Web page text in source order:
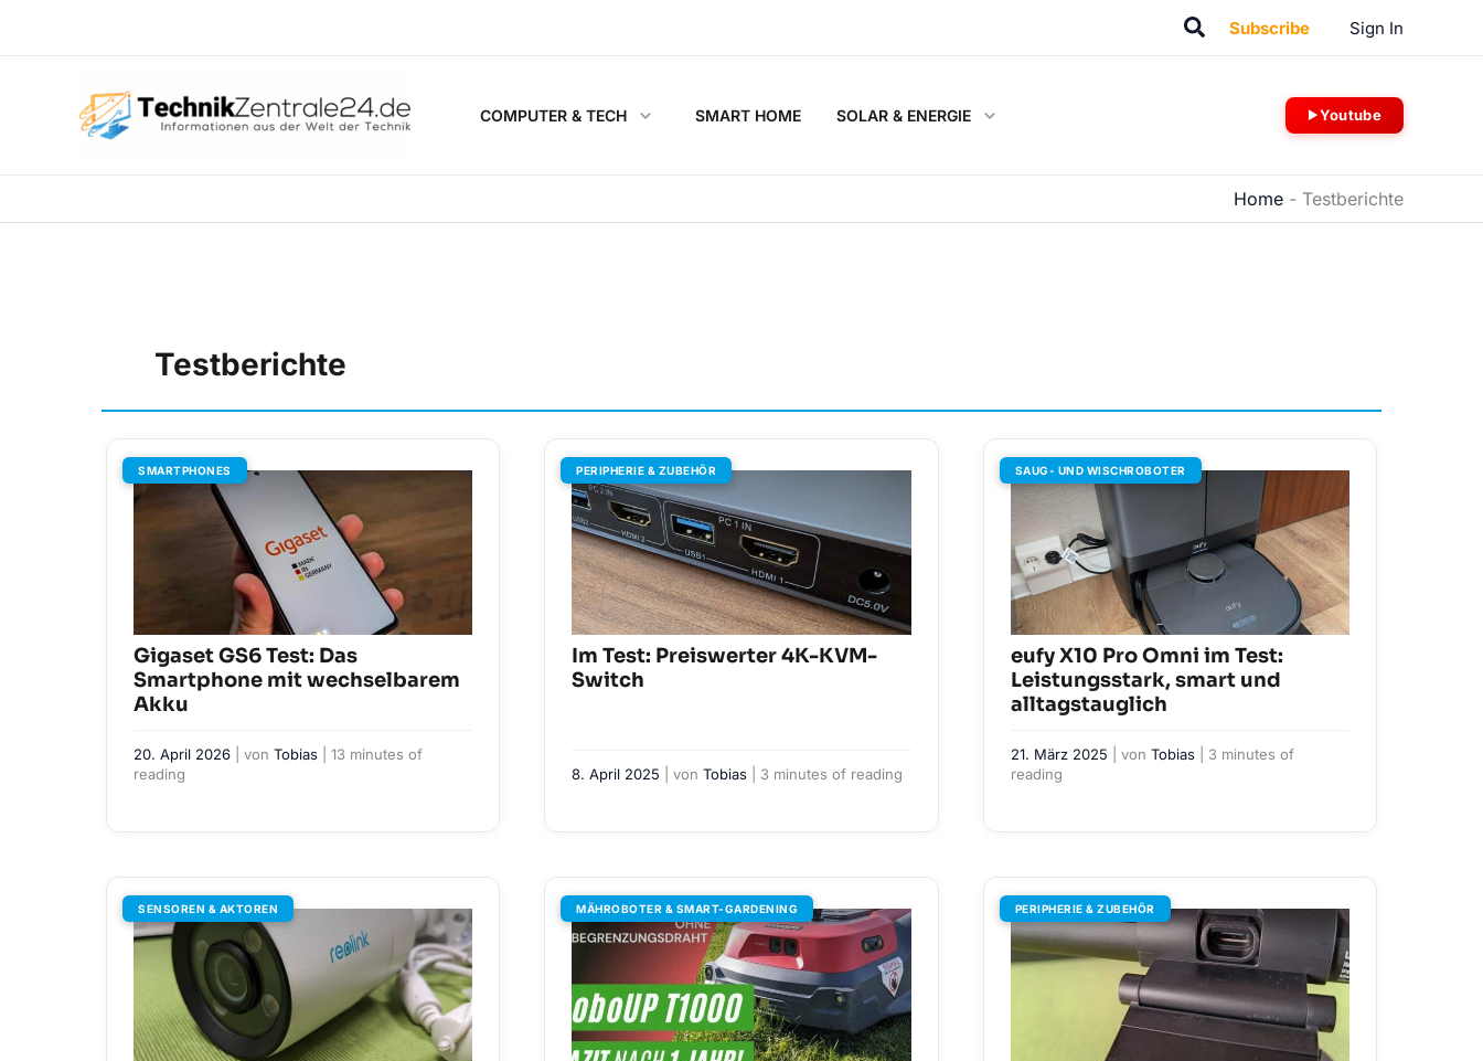
SuchenSubscribe Sign In
COMPUTER & TECH SMART HOME SOLAR & ENERGIE Youtube
Home - Testberichte
Testberichte
Gigaset GS6 Test: Das
Smartphone mit wechselbarem
Akku
20. April 2026 | von Tobias
13 minutes of
reading
SMARTPHONES
Im Test: Preiswerter 4K-KVM-
Switch
8. April 2025 | vonTobias 3 minutes of reading
PERIPHERIE & ZUBEHÖR
eufy X10 Pro Omni im Test:
Leistungsstark, smart und
alltagstauglich
21. März 2025 | von Tobias
3 minutes of
reading
SAUG- UND WISCHROBOTER
SENSOREN & AKTOREN MÄHROBOTER & SMART-GARDENING PERIPHERIE & ZUBEHÖR